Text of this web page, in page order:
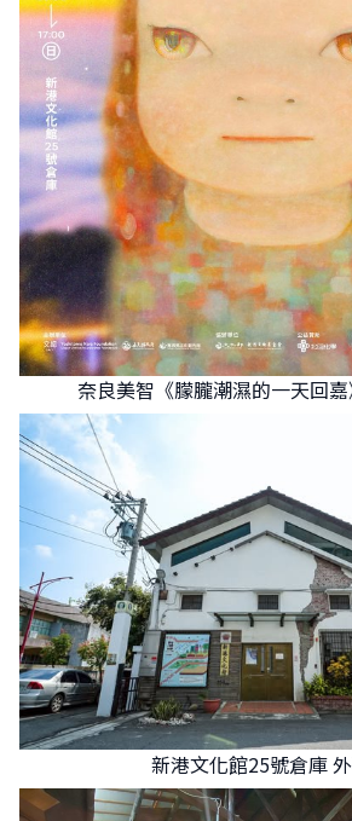
奈良美智《朦朧潮濕的一天回
新港文化館25號倉庫